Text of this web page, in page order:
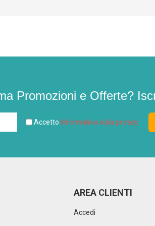
Promozioni e Offerte?
Accetto Informativa sulla privacy
AREA CLIENTI
Accedi